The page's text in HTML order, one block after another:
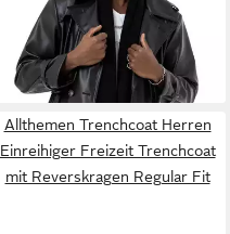
Herren Kunst-Leder
Trenchcoat Peacoat Caban
Stutzer
159,90 €
Allthemen Trenchcoat Herren
Einreihiger Freizeit Trenchcoat
mit Reverskragen Regular Fit